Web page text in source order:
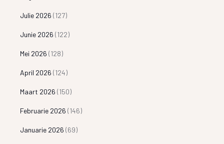
Julie 2026 (127)
Junie 2026 (122)
Mei 2026 (128)
April 2026 (124)
Maart 2026 (150)
Februarie 2026 (146)
Januarie 2026 (69)